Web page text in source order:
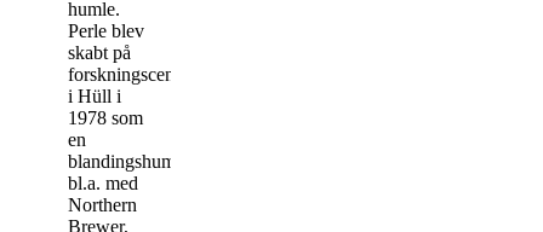
humle.
Perle blev
skabt på
forskningscentret
i Hüll i
1978 som
en
blandingshumle
bl.a. med
Northern
Brewer,